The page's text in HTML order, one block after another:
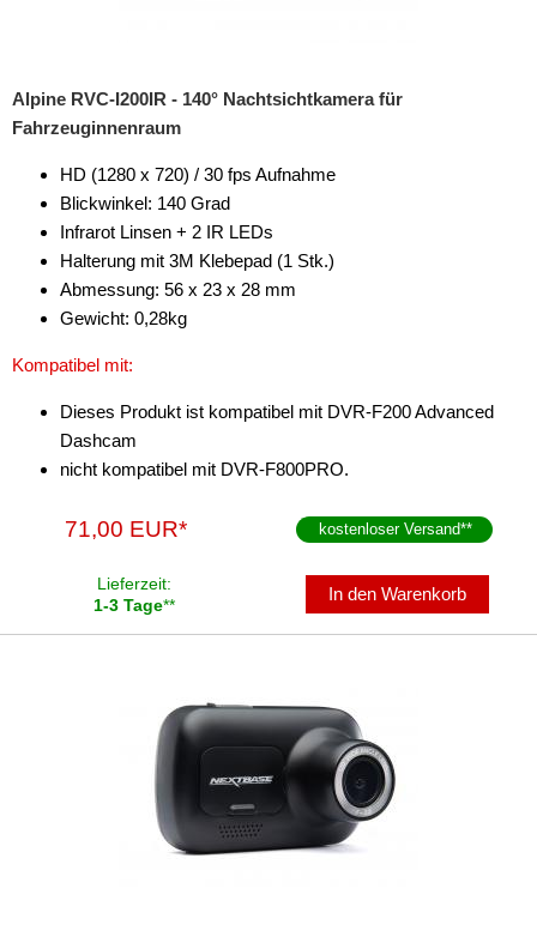
Alpine RVC-I200IR - 140° Nachtsichtkamera für
Fahrzeuginnenraum
HD (1280 x 720) / 30 fps Aufnahme
Blickwinkel: 140 Grad
Infrarot Linsen + 2 IR LEDs
Halterung mit 3M Klebepad (1 Stk.)
Abmessung: 56 x 23 x 28 mm
Gewicht: 0,28kg
Kompatibel mit:
Dieses Produkt ist kompatibel mit DVR-F200 Advanced
Dashcam
nicht kompatibel mit DVR-F800PRO.
71,00 EUR* kostenloser Versand**
Lieferzeit:
1-3 Tage**
In den Warenkorb